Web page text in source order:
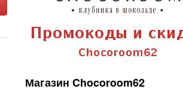
Магазин Chocoroom62